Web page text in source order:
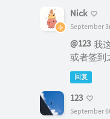
Nick
September
@123 我
或者签到
回复
123
September